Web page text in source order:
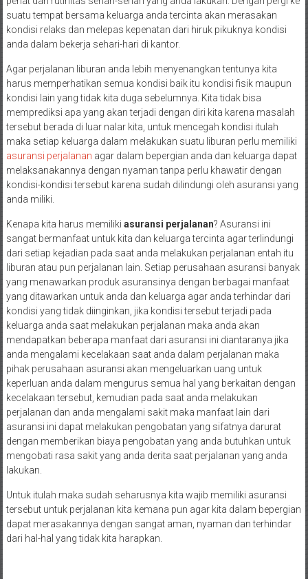
suatu tempat bersama keluarga anda tercinta akan merasakan
kondisi relaks dan melepas kepenatan dari hiruk pikuknya kondisi
anda dalam bekerja sehari-hari di kantor.
Agar perjalanan liburan anda lebih menyenangkan tentunya kita
harus memperhatikan semua kondisi baik itu kondisi fisik maupun
kondisi lain yang tidak kita duga sebelumnya. Kita tidak bisa
memprediksi apa yang akan terjadi dengan diri kita karena masalah
tersebut berada di luar nalar kita, untuk mencegah kondisi itulah
maka setiap keluarga dalam melakukan suatu liburan perlu memiliki
asuransi perjalanan agar dalam bepergian anda dan keluarga dapat
melaksanakannya dengan nyaman tanpa perlu khawatir dengan
kondisi-kondisi tersebut karena sudah dilindungi oleh asuransi yang
anda miliki.
Kenapa kita harus memiliki asuransi perjalanan? Asuransi ini
sangat bermanfaat untuk kita dan keluarga tercinta agar terlindungi
dari setiap kejadian pada saat anda melakukan perjalanan entah itu
liburan atau pun perjalanan lain. Setiap perusahaan asuransi banyak
yang menawarkan produk asuransinya dengan berbagai manfaat
yang ditawarkan untuk anda dan keluarga agar anda terhindar dari
kondisi yang tidak diinginkan, jika kondisi tersebut terjadi pada
keluarga anda saat melakukan perjalanan maka anda akan
mendapatkan beberapa manfaat dari asuransi ini diantaranya jika
anda mengalami kecelakaan saat anda dalam perjalanan maka
pihak perusahaan asuransi akan mengeluarkan uang untuk
keperluan anda dalam mengurus semua hal yang berkaitan dengan
kecelakaan tersebut, kemudian pada saat anda melakukan
perjalanan dan anda mengalami sakit maka manfaat lain dari
asuransi ini dapat melakukan pengobatan yang sifatnya darurat
dengan memberikan biaya pengobatan yang anda butuhkan untuk
mengobati rasa sakit yang anda derita saat perjalanan yang anda
lakukan.
Untuk itulah maka sudah seharusnya kita wajib memiliki asuransi
tersebut untuk perjalanan kita kemana pun agar kita dalam bepergian
dapat merasakannya dengan sangat aman, nyaman dan terhindar
dari hal-hal yang tidak kita harapkan.